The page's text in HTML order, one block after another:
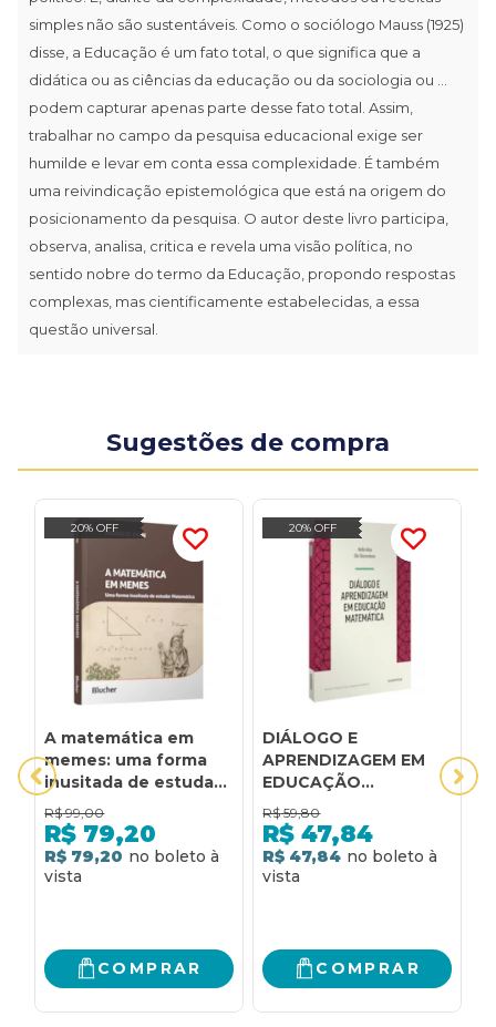
simples não são sustentáveis. Como o sociólogo Mauss (1925)
disse, a Educação é um fato total, o que significa que a
didática ou as ciências da educação ou da sociologia ou ...
podem capturar apenas parte desse fato total. Assim,
trabalhar no campo da pesquisa educacional exige ser
humilde e levar em conta essa complexidade. É também
uma reivindicação epistemológica que está na origem do
posicionamento da pesquisa. O autor deste livro participa,
observa, analisa, critica e revela uma visão política, no
sentido nobre do termo da Educação, propondo respostas
complexas, mas cientificamente estabelecidas, a essa
questão universal.
Sugestões de compra
20% OFF
A matemática em
memes: uma forma
inusitada de estudar
matemática
R$ 99,00
R$ 79,20
R$ 79,20
COMPRAR
20% OFF
DIÁLOGO E
APRENDIZAGEM EM
EDUCAÇÃO
MATEMÁTICA
R$ 59,80
R$ 47,84
R$ 47,84
COMPRAR